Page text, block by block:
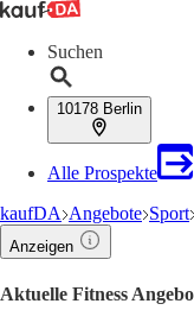
Suchen
10178 Berlin
Alle Prospekte
kaufDA Angebote Sport
Anzeigen
Aktuelle Fitness